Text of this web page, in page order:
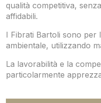
qualità competitiva,
affidabili.
I Fibrati Bartoli sono per
ambientale, utilizzando
La lavorabilità e la
particolarmente